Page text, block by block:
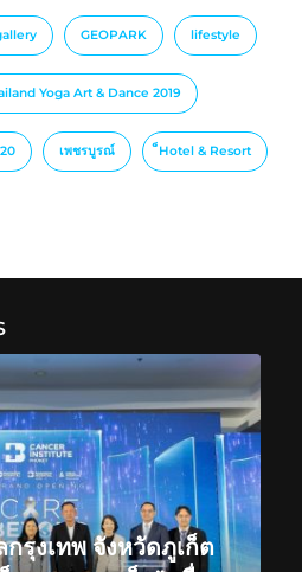
GEOPARK lifestyle
Yoga Art & Dance 2019
เพชรบูรณ์ ็Hotel & Resort
รุงเทพ จังหวัดภูเก็ต